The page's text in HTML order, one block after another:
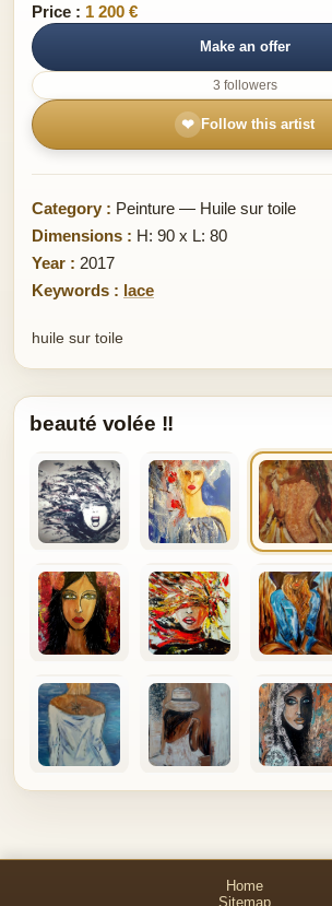
Price : 1 200 €
Make an offer
3 followers
❤ Follow this artist
Category : Peinture — Huile sur toile
Dimensions : H: 90 x L: 80
Year : 2017
Keywords : lace
huile sur toile
beauté volée !!
Home
Sitemap